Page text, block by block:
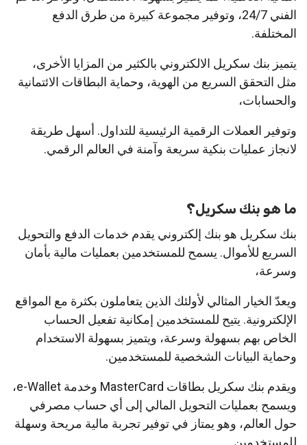
الفني 24/7، وتوفير مجموعة كبيرة من طرق الدفع
المختلفة.
يتميز بنك سكريل الالكتروني بالكثير من المزايا الأخرى،
مثل التحقق السريع من الهوية، وحماية البطاقات الائتمانية
والحسابات،
وتوفير العملات الرقمية الرئيسية للتداول. أسهل طريقة
لانجاز عمليات بنكية سريعة وآمنة في العالم الرقمي.
ما هو بنك سكريل؟
بنك سكريل هو بنك إلكتروني يقدم خدمات الدفع والتحويل
السريع للأموال. يسمح للمستخدمين بعمليات مالية بأمان
وسرعة،
ويعدّ الخيار المثالي لأولئك الذين يتعاملون بكثرة مع المواقع
الإلكترونية. يتيح للمستخدمين إمكانية تفعيل الحساب
الخاص بهم بسهولة وسرعة، ويتميز بسهولة الاستخدام
وحماية البيانات الشخصية للمستخدمين.
ويقدم بنك سكريل بطاقات MasterCard وخدمة e-Wallet،
ويسمح بعمليات التحويل المالي إلى أي حساب مصرفي
حول العالم، وهو يمتاز في توفير تجربة مالية مريحة وسهلة
للمستخدمين.